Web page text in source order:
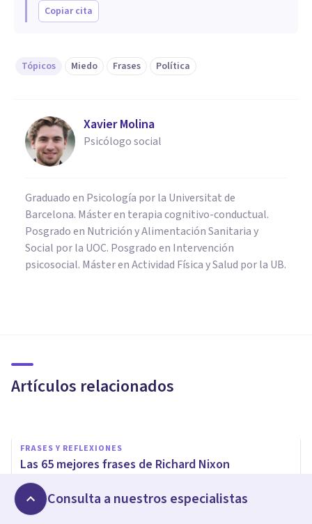
Copiar cita
Tópicos Miedo Frases Política
Xavier Molina
Psicólogo social
Graduado en Psicología por la Universitat de
Barcelona. Máster en terapia cognitivo-conductual.
Posgrado en Nutrición y Alimentación Sanitaria y
Social por la UOC. Posgrado en Intervención
psicosocial. Máster en Actividad Física y Salud por la UB.
Artículos relacionados
entender su filosofía de vida
FRASES Y REFLEXIONES
Las 65 mejores frases de Richard Nixon
FRASES Y REFLEXIONES
Consulta a nuestros especialistas